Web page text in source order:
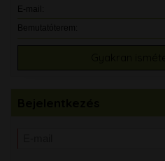
Bemutatóterem: